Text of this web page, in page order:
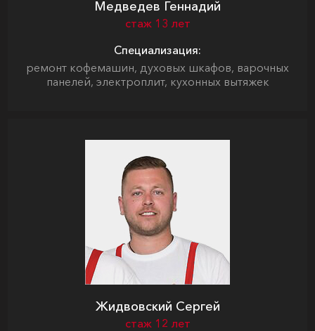
Медведев Геннадий
стаж 13 лет
Специализация:
ремонт кофемашин, духовых шкафов, варочных
панелей, электроплит, кухонных вытяжек
Жидвовский Сергей
стаж 12 лет